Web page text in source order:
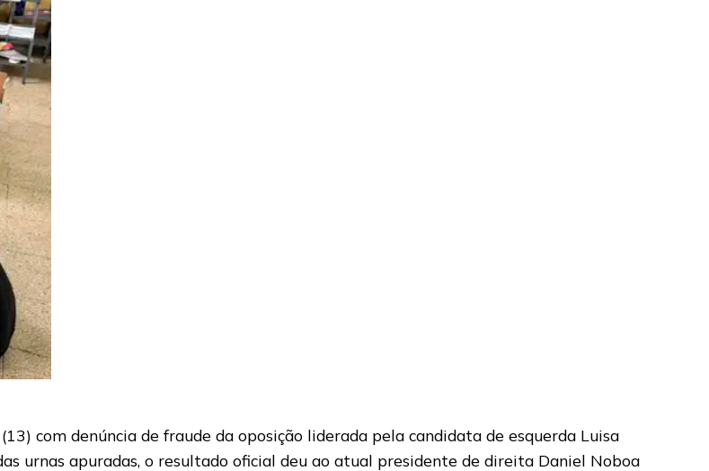
com denúncia de fraude da oposição liderada pela candidata de esquerda Luisa
urnas apuradas, o resultado oficial deu ao atual presidente de direita Daniel Noboa